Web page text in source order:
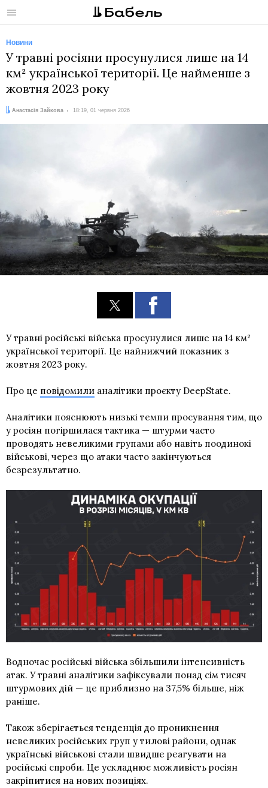
Меню
Новини
У травні росіяни просунулися лише на 14
км² української території. Це найменше з
жовтня 2023 року
Автор:
Анастасія Зайкова
Дата: 18:19, 01 червня 2026
У травні російські війська просунулися лише на 14 км²
української території. Це найнижчий показник з
жовтня 2023 року.
Про це повідомили аналітики проєкту DeepState.
Аналітики пояснюють низькі темпи просування тим, що
у росіян погіршилася тактика — штурми часто
проводять невеликими групами або навіть поодинокі
військові, через що атаки часто закінчуються
безрезультатно.
Водночас російські війська збільшили інтенсивність
атак. У травні аналітики зафіксували понад сім тисяч
штурмових дій — це приблизно на 37,5% більше, ніж
раніше.
Також зберігається тенденція до проникнення
невеликих російських груп у тилові райони, однак
українські військові стали швидше реагувати на
російські спроби. Це ускладнює можливість росіян
закріпитися на нових позиціях.